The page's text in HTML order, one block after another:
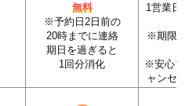
無料
※予約日2日前の
20時までに連絡
期日を過ぎると
1回分消化
1営業日
※期限以
※安心プ
ャンセ